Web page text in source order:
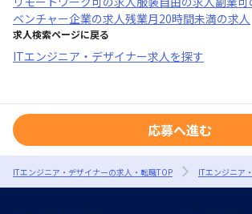
ベンチャー企業の求人残業月20時間未満の求人
求人検索ページに戻る
ITエンジニア・デザイナー求人を探す
応募へ進む
ITエンジニア・デザイナーの求人・転職TOP ITエンジニア